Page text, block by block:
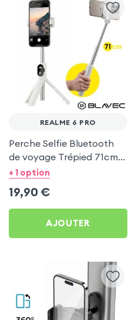
REALME 6 PRO
Perche Selfie Bluetooth
de voyage Trépied 71cm -
Blanc pour Realme 6 Pro
+ 1 option
19,90 €
AJOUTER